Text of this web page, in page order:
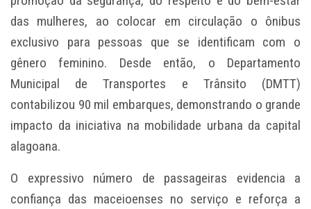
das mulheres, ao colocar em circulação o ônibus
exclusivo para pessoas que se identificam com o
gênero feminino. Desde então, o Departamento
Municipal de Transportes e Trânsito (DMTT)
contabilizou 90 mil embarques, demonstrando o grande
impacto da iniciativa na mobilidade urbana da capital
alagoana.
O expressivo número de passageiras evidencia a
confiança das maceioenses no serviço e reforça a